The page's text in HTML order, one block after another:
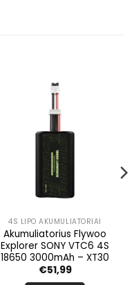
4S LIPO AKUMULIATORIAI
Akumuliatorius Flywoo
Explorer SONY VTC6 4S
18650 3000mAh – XT30
€51,99